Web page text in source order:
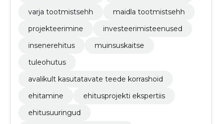
varja tootmistsehh
maidla tootmistsehh
projekteerimine
investeerimisteenused
insenerehitus
muinsuskaitse
tuleohutus
avalikult kasutatavate teede korrashoid
ehitamine
ehitusprojekti ekspertiis
ehitusuuringud